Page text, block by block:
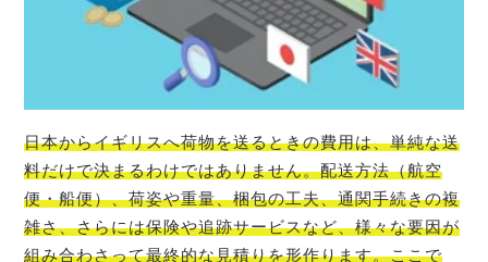
日本からイギリスへ荷物を送るときの費用は、単純な送
料だけで決まるわけではありません。配送方法（航空
便・船便）、荷姿や重量、梱包の工夫、通関手続きの複
雑さ、さらには保険や追跡サービスなど、様々な要因が
組み合わさって最終的な見積りを形作ります。ここで